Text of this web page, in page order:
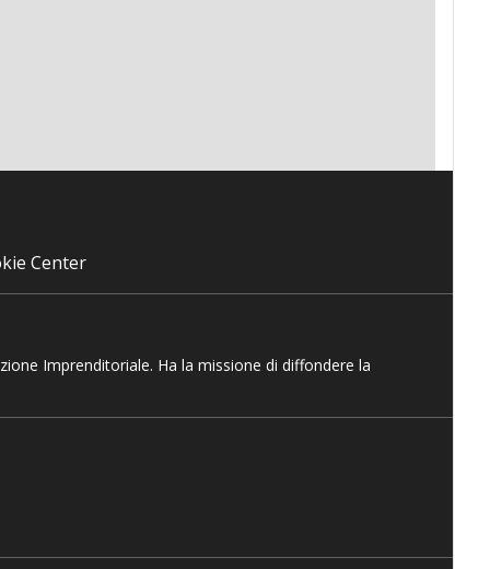
Center
Imprenditoriale. Ha la missione di diffondere la